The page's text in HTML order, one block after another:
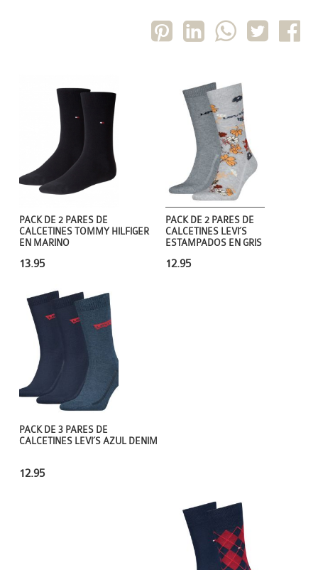
PACK DE 2 PARES DE
CALCETINES LEVI´S
ESTAMPADOS EN GRIS
12.95
PACK DE 2 PARES DE
CALCETINES TOMMY HILFIGER
EN MARINO
13.95
PACK DE 3 PARES DE
CALCETINES LEVI´S AZUL DENIM
12.95